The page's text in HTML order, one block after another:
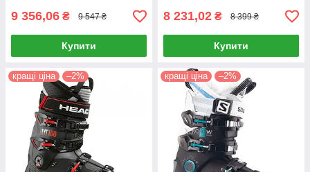
9 356,06 ₴ 9 547 ₴
Купити
8 231,02 ₴ 8 399 ₴
Купити
кращі ціна –2% кращі ціна –2%